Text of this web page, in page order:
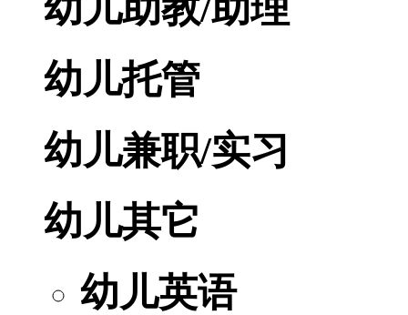
幼儿助教/助理
幼儿托管
幼儿兼职/实习
幼儿其它
幼儿英语